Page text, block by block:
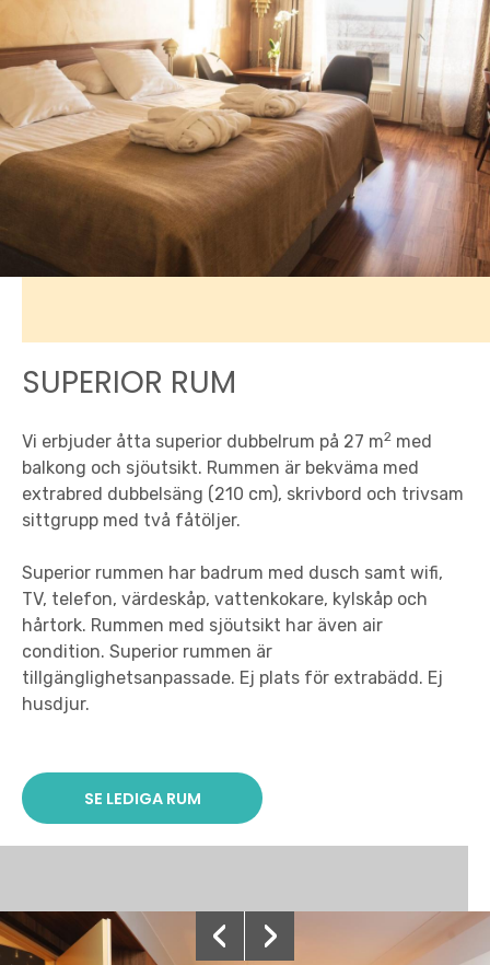
SUPERIOR RUM
Vi erbjuder åtta superior dubbelrum på 27 m2 med
balkong och sjöutsikt. Rummen är bekväma med
extrabred dubbelsäng (210 cm), skrivbord och trivsam
sittgrupp med två fåtöljer.
Superior rummen har badrum med dusch samt wifi,
TV, telefon, värdeskåp, vattenkokare, kylskåp och
hårtork. Rummen med sjöutsikt har även air
condition. Superior rummen är
tillgänglighetsanpassade. Ej plats för extrabädd. Ej
husdjur.
SE LEDIGA RUM
‹ ›